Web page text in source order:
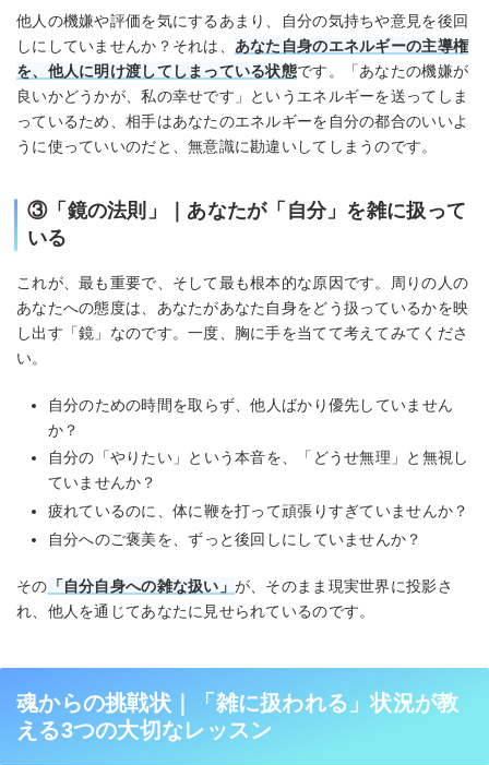
他人の機嫌や評価を気にするあまり、自分の気持ちや意見を後回
しにしていませんか？それは、 あなた自身のエネルギーの主導権
を、他人に明け渡してしまっている状態です。「あなたの機嫌が
良いかどうかが、私の幸せです」というエネルギーを送ってしま
っているため、相手はあなたのエネルギーを自分の都合のいいよ
うに使っていいのだと、無意識に勘違いしてしまうのです。
③「鏡の法則」｜あなたが「自分」を雑に扱って
いる
これが、最も重要で、そして最も根本的な原因です。周りの人の
あなたへの態度は、あなたがあなた自身をどう扱っているかを映
し出す「鏡」なのです。一度、胸に手を当てて考えてみてくださ
い。
自分のための時間を取らず、他人ばかり優先していません
か？
自分の「やりたい」という本音を、「どうせ無理」と無視し
ていませんか？
疲れているのに、体に鞭を打って頑張りすぎていませんか？
自分へのご褒美を、ずっと後回しにしていませんか？
その 「自分自身への雑な扱い」 が、そのまま現実世界に投影さ
れ、他人を通じてあなたに見せられているのです。
魂からの挑戦状｜「雑に扱われる」状況が教
える3つの大切なレッスン